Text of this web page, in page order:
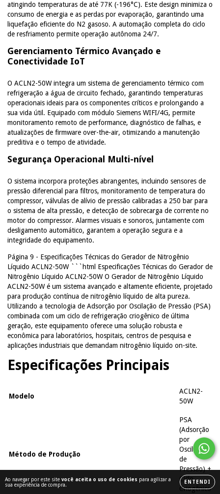
Ao navegar por este site você aceita o uso de cookies para agilizar a
sua experiência de compra.
ENTENDI
atingindo temperaturas de até 77K (-196°C). Este design minimiza o
consumo de energia e as perdas por evaporação, garantindo uma
liquefação eficiente do N2 gasoso. A automação completa do ciclo
de resfriamento permite operação autônoma 24/7.
Gerenciamento Térmico Avançado e
Conectividade IoT
O ACLN2-50W integra um sistema de gerenciamento térmico com
refrigeração a água de circuito fechado, garantindo temperaturas
operacionais ideais para os componentes críticos e prolongando a
sua vida útil. Equipado com módulo Siemens WIFI/4G, permite
monitoramento remoto de performance, diagnóstico de falhas, e
atualizações de firmware over-the-air, otimizando a manutenção
preditiva e o tempo de atividade.
Segurança Operacional Multi-nível
O sistema incorpora proteções abrangentes, incluindo sensores de
pressão diferencial para filtros, monitoramento de temperatura do
compressor, válvulas de alívio de pressão calibradas a 250 bar para
o sistema de alta pressão, e detecção de sobrecarga de corrente no
motor do compressor. Alarmes visuais e sonoros, juntamente com
desligamento automático, garantem a operação segura e a
integridade do equipamento.
Página 9 - Especificações Técnicas do Gerador de Nitrogênio
Líquido ACLN2-50W ```html Especificações Técnicas do Gerador de
Nitrogênio Líquido ACLN2-50W O Gerador de Nitrogênio Líquido
ACLN2-50W é um sistema avançado e altamente eficiente, projetado
para produção contínua de nitrogênio líquido de alta pureza.
Utilizando a tecnologia de Adsorção por Oscilação de Pressão (PSA)
combinada com um ciclo de refrigeração criogênico de última
geração, este equipamento oferece uma solução robusta e
econômica para laboratórios, hospitais, centros de pesquisa e
aplicações industriais que demandam nitrogênio líquido on-site.
Especificações Principais
Modelo
ACLN2-
50W
Método de Produção
PSA
(Adsorção
por
Oscilação
de
Pressão) +
Ciclo
Criogênico